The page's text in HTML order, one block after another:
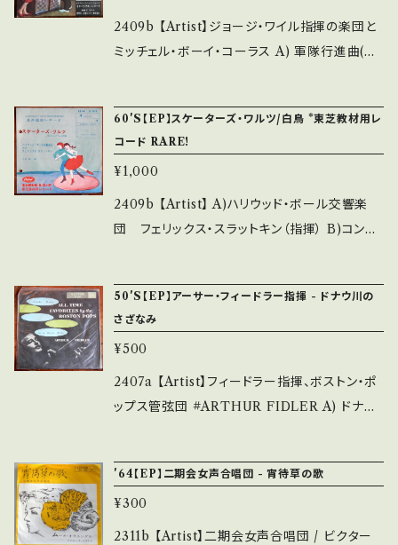
erstand that it is second hand. *詳しくは
■■■状態・説明 / 発送について■■■ をご覧
てご確認ください。 ___
he state/状態説明】 S・新品未開封など A・綺
麗・キズ等も無く、痛みも薄い B・多少痛み・キズ
解して頂ける方のご購入をお願い致します。 Ple
ase purchase it if you understand that it
is second hand. *詳しくは ■■■状態・説明
/ 発送について■■■ をご覧ください。 https://
onbankutsu.thebase.in/items/14252144
2409b 【Artist】ジョージ・ワイル指揮の楽団と
ミッチェル・ボーイ・コーラス A) 軍隊行進曲(M
-1056 / インペリアル=ビクター *「子供のため
のマーチ・アルバム」より抜粋 参考視聴: - 【Co
ndition】 Jacket/Record：B/B (国内盤) *IM
PERIAL"HERE COME FATS" Inner ファッ
ツ・ドミノ=インナー ________________
も薄い B・多少痛み・キズなど見られる C・痛み
多・キズ多く痛み多 *その他、+ - で補足してい
ます。 *中古という事をご理解して頂ける方のご
購入をお願い致します。 Please purchase it i
f you understand that it is second hand.
ebase.in/items/14252144 お知らせ等は、Ab
60'S【EP】スケーターズ・ワルツ/白鳥 *東芝教材用レ
コード RARE!
¥1,000
2409b 【Artist】 A)ハリウッド・ボール交響楽
団 フェリックス・スラットキン（指揮） B)コンサ
Scaters) B) 白鳥(Le Cygne) 【Release/Lab
el/Note】 1960~? / JK-1018 / キャピトル=東
芝 *東芝教材用レコード 参考視聴: - 【Conditi
on】 Jacket/Record：B/B (国内盤) ______
___________________ 【About the
ど見られる C・痛み多・キズ多く痛み多 *その
他、+ - で補足しています。 *中古という事をご理
解して頂ける方のご購入をお願い致します。 Ple
50'S【EP】アーサー・フィードラー指揮 - ドナウ川の
さざなみ
¥500
2407a 【Artist】フィードラー指揮、ボストン・ポ
ップス管弦団 #ARTHUR FIDLER A) ドナウ
考視聴: - 【Condition】 Jacket/Record：B/B
(国内盤) ______________________
___ 【About the state/状態説明】 S・新品未
'64【EP】二期会女声合唱団 - 宵待草の歌
¥300
2311b 【Artist】二期会女声合唱団 / ビクター